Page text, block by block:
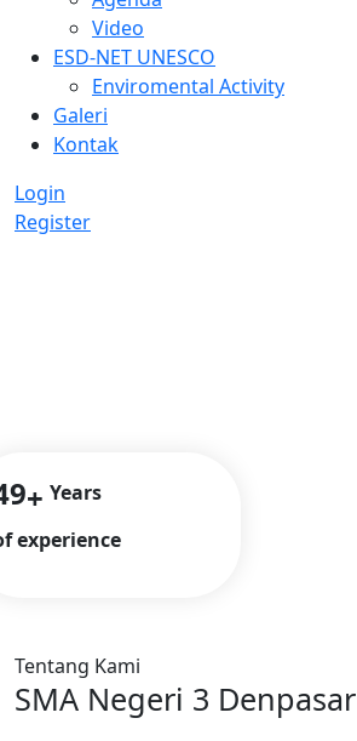
Video
ESD-NET UNESCO
Enviromental Activity
Galeri
Kontak
Login
Register
+ Years
experience
Tentang Kami
SMA Negeri 3 Denpasar